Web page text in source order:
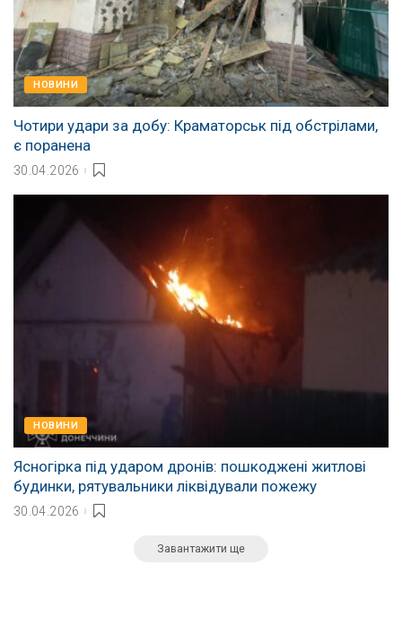
НОВИНИ
Чотири удари за добу: Краматорськ під обстрілами,
є поранена
30.04.2026
НОВИНИ
Ясногірка під ударом дронів: пошкоджені житлові
будинки, рятувальники ліквідували пожежу
30.04.2026
Завантажити ще